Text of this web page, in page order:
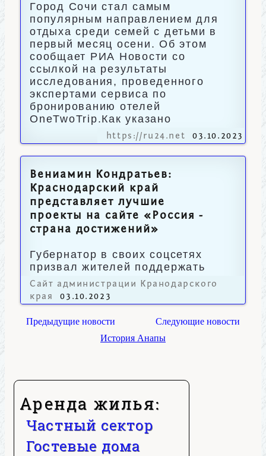
Аренда жилья:
Частный сектор
Гостевые дома
Город Сочи стал самым
популярным направлением для
отдыха среди семей с детьми в
первый месяц осени. Об этом
сообщает РИА Новости со
ссылкой на результаты
исследования, проведенного
экспертами сервиса по
бронированию отелей
OneTwoTrip.Как указано
https://ru24.net 03.10.2023
Вениамин Кондратьев:
Краснодарский край
представляет лучшие
проекты на сайте «Россия -
страна достижений»
Губернатор в своих соцсетях
призвал жителей поддержать
достижения региона.
Сайт администрации Кранодарского
края
03.10.2023
Предыдущие новости
Следующие новости
История Анапы